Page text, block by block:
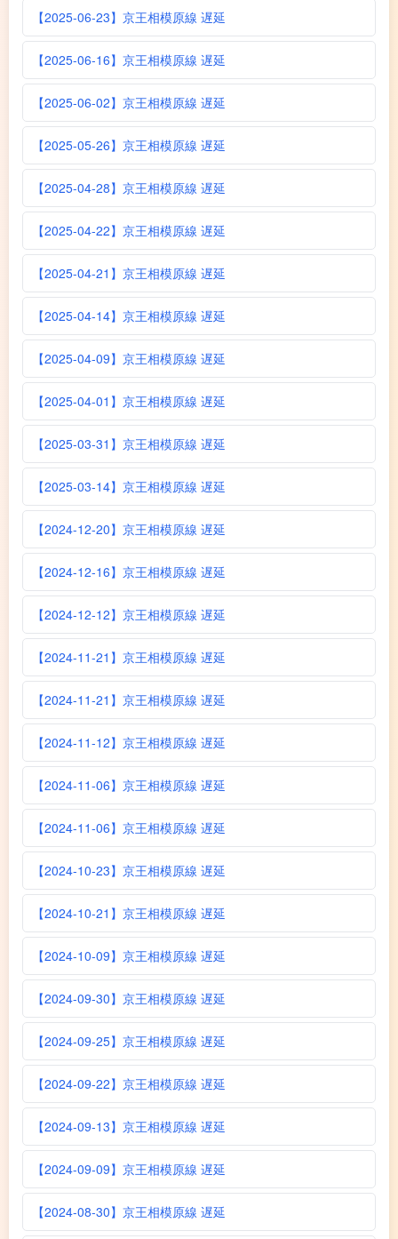
【2025-06-23】京王相模原線 遅延
【2025-06-16】京王相模原線 遅延
【2025-06-02】京王相模原線 遅延
【2025-05-26】京王相模原線 遅延
【2025-04-28】京王相模原線 遅延
【2025-04-22】京王相模原線 遅延
【2025-04-21】京王相模原線 遅延
【2025-04-14】京王相模原線 遅延
【2025-04-09】京王相模原線 遅延
【2025-04-01】京王相模原線 遅延
【2025-03-31】京王相模原線 遅延
【2025-03-14】京王相模原線 遅延
【2024-12-20】京王相模原線 遅延
【2024-12-16】京王相模原線 遅延
【2024-12-12】京王相模原線 遅延
【2024-11-21】京王相模原線 遅延
【2024-11-21】京王相模原線 遅延
【2024-11-12】京王相模原線 遅延
【2024-11-06】京王相模原線 遅延
【2024-11-06】京王相模原線 遅延
【2024-10-23】京王相模原線 遅延
【2024-10-21】京王相模原線 遅延
【2024-10-09】京王相模原線 遅延
【2024-09-30】京王相模原線 遅延
【2024-09-25】京王相模原線 遅延
【2024-09-22】京王相模原線 遅延
【2024-09-13】京王相模原線 遅延
【2024-09-09】京王相模原線 遅延
【2024-08-30】京王相模原線 遅延